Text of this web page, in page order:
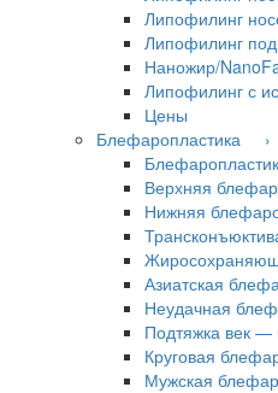
Липофилинг
Липофилинг
Наножир/
Липофилинг с
Цены
Блефаропластика ›
Верхняя
Нижняя
Азиатская
Неудачная
Подтяжка век —
Круговая
Мужская